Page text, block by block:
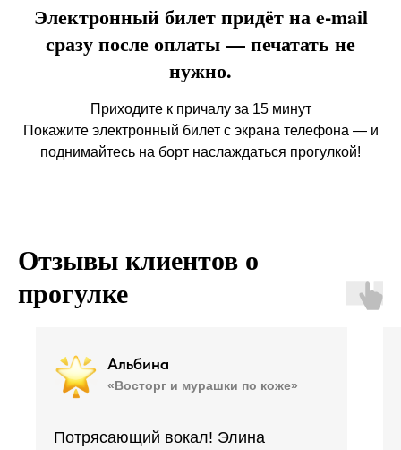
Электронный билет придёт на e-mail
сразу после оплаты — печатать не
нужно.
Приходите к причалу за 15 минут
Покажите электронный билет с экрана телефона — и
поднимайтесь на борт наслаждаться прогулкой!
Отзывы клиентов о
прогулке
Альбина
«Восторг и мурашки по коже»
Потрясающий вокал! Элина